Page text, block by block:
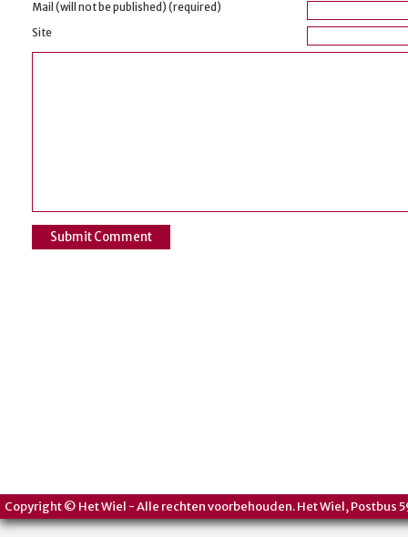
Mail (will not be published) (required)
Site
Copyright © Het Wiel - Alle rechten voorbehouden. Het Wiel, Postbus